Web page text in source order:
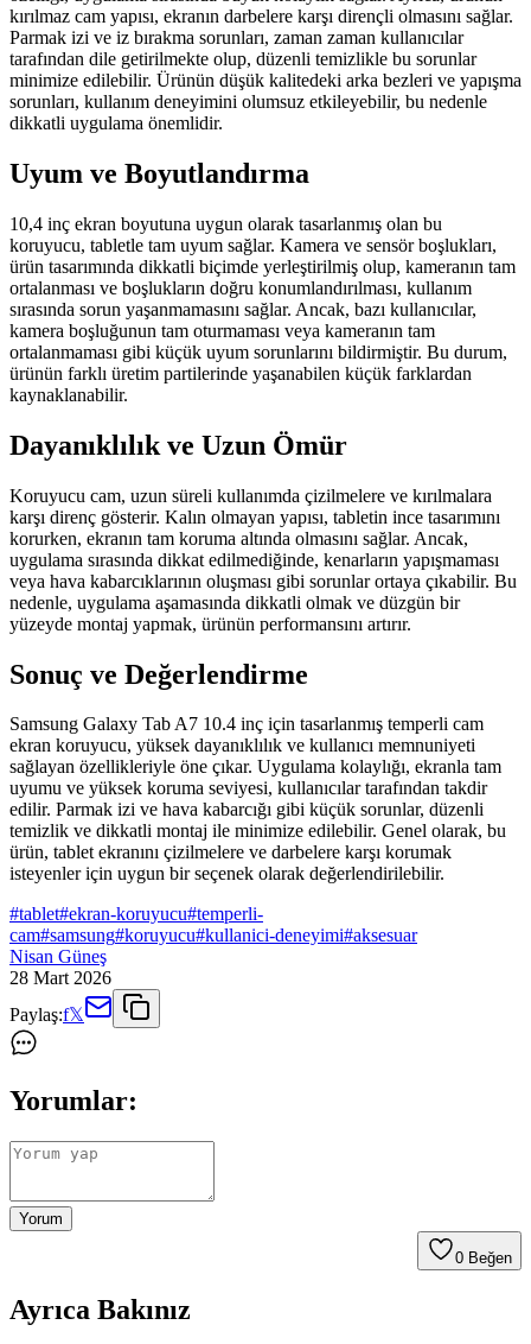
kırılmaz cam yapısı, ekranın darbelere karşı dirençli olmasını sağlar.
Parmak izi ve iz bırakma sorunları, zaman zaman kullanıcılar
tarafından dile getirilmekte olup, düzenli temizlikle bu sorunlar
minimize edilebilir. Ürünün düşük kalitedeki arka bezleri ve yapışma
sorunları, kullanım deneyimini olumsuz etkileyebilir, bu nedenle
dikkatli uygulama önemlidir.
Uyum ve Boyutlandırma
10,4 inç ekran boyutuna uygun olarak tasarlanmış olan bu
koruyucu, tabletle tam uyum sağlar. Kamera ve sensör boşlukları,
ürün tasarımında dikkatli biçimde yerleştirilmiş olup, kameranın tam
ortalanması ve boşlukların doğru konumlandırılması, kullanım
sırasında sorun yaşanmamasını sağlar. Ancak, bazı kullanıcılar,
kamera boşluğunun tam oturmaması veya kameranın tam
ortalanmaması gibi küçük uyum sorunlarını bildirmiştir. Bu durum,
ürünün farklı üretim partilerinde yaşanabilen küçük farklardan
kaynaklanabilir.
Dayanıklılık ve Uzun Ömür
Koruyucu cam, uzun süreli kullanımda çizilmelere ve kırılmalara
karşı direnç gösterir. Kalın olmayan yapısı, tabletin ince tasarımını
korurken, ekranın tam koruma altında olmasını sağlar. Ancak,
uygulama sırasında dikkat edilmediğinde, kenarların yapışmaması
veya hava kabarcıklarının oluşması gibi sorunlar ortaya çıkabilir. Bu
nedenle, uygulama aşamasında dikkatli olmak ve düzgün bir
yüzeyde montaj yapmak, ürünün performansını artırır.
Sonuç ve Değerlendirme
Samsung Galaxy Tab A7 10.4 inç için tasarlanmış temperli cam
ekran koruyucu, yüksek dayanıklılık ve kullanıcı memnuniyeti
sağlayan özellikleriyle öne çıkar. Uygulama kolaylığı, ekranla tam
uyumu ve yüksek koruma seviyesi, kullanıcılar tarafından takdir
edilir. Parmak izi ve hava kabarcığı gibi küçük sorunlar, düzenli
temizlik ve dikkatli montaj ile minimize edilebilir. Genel olarak, bu
ürün, tablet ekranını çizilmelere ve darbelere karşı korumak
isteyenler için uygun bir seçenek olarak değerlendirilebilir.
#tablet#ekran-koruyucu#temperli-
cam#samsung#koruyucu#kullanici-deneyimi#aksesuar
Nisan Güneş
28 Mart 2026
Paylaş:f𝕏
Yorumlar:
Yorum
0 Beğen
Ayrıca Bakınız